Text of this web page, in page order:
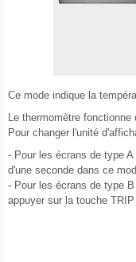
Ce mode indique la
Le thermomètre fonctionne
Pour changer l'unité
- Pour les écrans de type
d'une seconde dans ce
- Pour les écrans de type
appuyer sur la touche